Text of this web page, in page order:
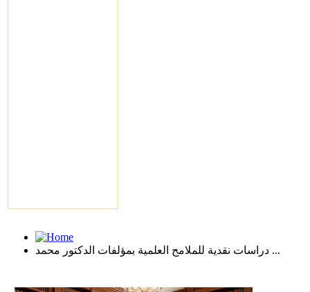
دراسات نقدية للملامح العلمية بمؤلفات الدكتور محمد ...